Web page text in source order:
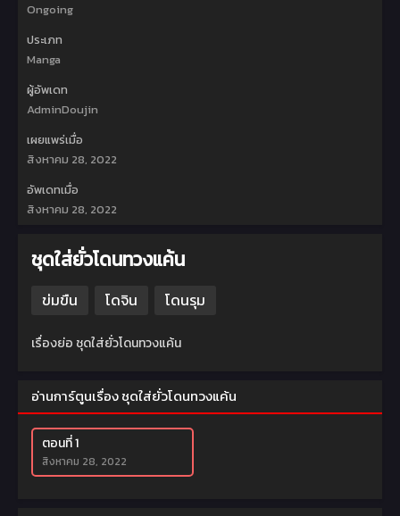
Ongoing
ประเภท
Manga
ผู้อัพเดท
AdminDoujin
เผยแพร่เมื่อ
สิงหาคม 28, 2022
อัพเดทเมื่อ
สิงหาคม 28, 2022
ชุดใส่ยั่วโดนทวงแค้น
ข่มขืน โดจิน โดนรุม
เรื่องย่อ ชุดใส่ยั่วโดนทวงแค้น
อ่านการ์ตูนเรื่อง ชุดใส่ยั่วโดนทวงแค้น
ตอนที่ 1
สิงหาคม 28, 2022